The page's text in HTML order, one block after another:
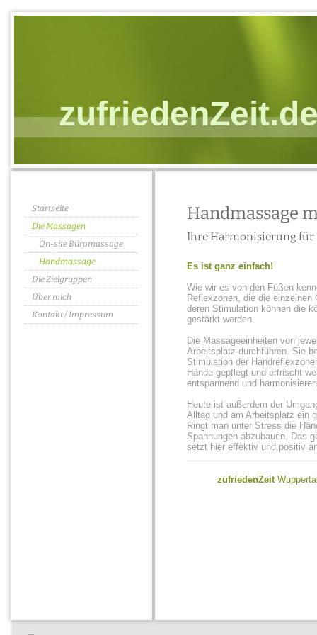
Startseite
Die Massagen
On-site Büromassage
Handmassage
Die Zielgruppen
Über mich
Kontakt / Impressum
Handmassage
Ihre Harmonisierung für
Es ist ganz einfach!
Wie wir es von den Füßen
Reflexzonen, die die einzelnen
deren Stimulation können die
gestärkt werden.
Die Massageeinheiten von
Arbeitsplatz durchführen. Sie
Stimulation der
Hände gepflegt und erfrischt
entspannend und
Heute ist außerdem der
Alltag und am Arbeitsplatz ein
Ringt man unter Stress die
Spannungen abzubauen. Das
setzt hier effektiv und positiv
zufriedenZeit